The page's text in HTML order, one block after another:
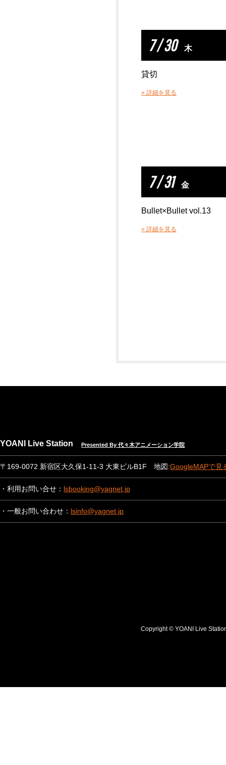
7 / 30 木
貸切
» 詳細を見る
7 / 31 金
Bullet×Bullet vol.13
» 詳細を見る
YOANI Live Station Presented By 代々木アニメーション学院
〒169-0072 新宿区大久保1-11-3 大東ビルB1F 地図:GoogleMAPで見
・利用お問い合せ： lsbooking@yagnet.jp
・一般お問い合わせ： lsinfo@yagnet.jp
Copyright © YOANI Live